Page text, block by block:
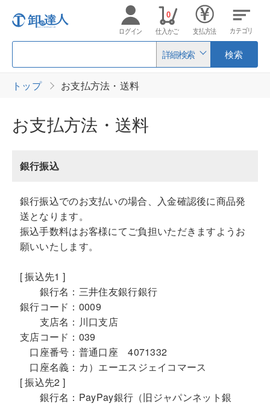
詳細検索 検索
ログイン 仕入かご
0
支払方法 カテゴリ
トップ お支払方法・送料
お支払方法・送料
銀行振込
銀行振込でのお支払いの場合、入金確認後に商品発
送となります。
振込手数料はお客様にてご負担いただきますようお
願いいたします。
[ 振込先1 ]
銀行名： 三井住友銀行銀行
銀行コード： 0009
支店名： 川口支店
支店コード： 039
口座番号： 普通口座 4071332
口座名義： カ）エーエスジェイコマース
[ 振込先2 ]
銀行名： PayPay銀行（旧ジャパンネット銀